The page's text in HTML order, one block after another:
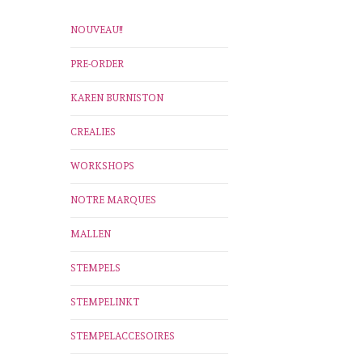
NOUVEAU!!
PRE-ORDER
KAREN BURNISTON
CREALIES
WORKSHOPS
NOTRE MARQUES
MALLEN
STEMPELS
STEMPELINKT
STEMPELACCESOIRES